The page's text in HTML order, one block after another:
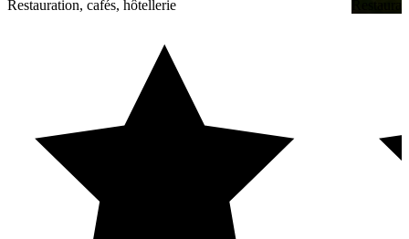
Restauration, cafés, hôtellerie